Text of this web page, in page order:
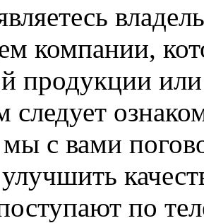
компании,
продукции
следует
с вами
по